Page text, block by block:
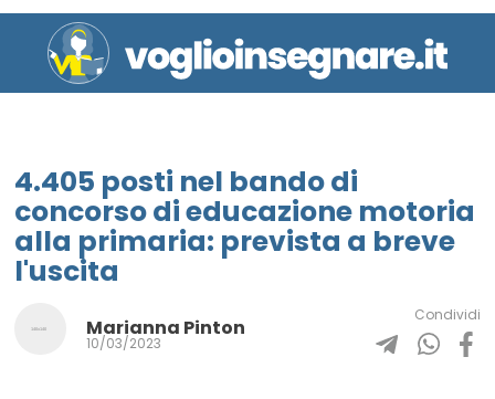
4.405 posti nel bando di
concorso di educazione motoria
alla primaria: prevista a breve
l'uscita
Marianna Pinton
10/03/2023
Condividi